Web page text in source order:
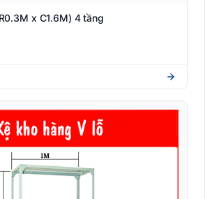
x C1.6M) 4 tầng